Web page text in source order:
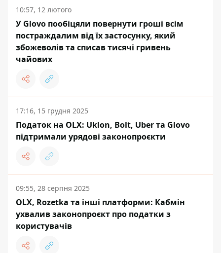
10:57, 12 лютого
У Glovo пообіцяли повернути гроші всім
постраждалим від їх застосунку, який
збожеволів та списав тисячі гривень
чайових
17:16, 15 грудня 2025
Податок на OLX: Uklon, Bolt, Uber та Glovo
підтримали урядові законопроєкти
09:55, 28 серпня 2025
OLX, Rozetka та інші платформи: Кабмін
ухвалив законопроєкт про податки з
користувачів